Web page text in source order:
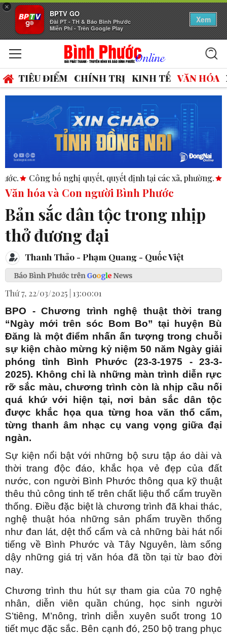
×
BPTV GO
Đài PT - TH & Báo Bình Phước
Miễn Phí - Trên Google Play
Xem
TIÊU ĐIỂM CHÍNH TRỊ KINH TẾ VĂN HÓA
quyết định tại các xã, phường. ASEAN thúc đẩy bình
Văn hóa và Con người Bình Phước
Bản sắc dân tộc trong nhịp
thở đương đại
Thanh Thảo - Phạm Quang - Quốc Việt
Thứ 7, 22/03/2025 | 13:00:01
BPO - Chương trình nghệ thuật thời trang
“Ngày mới trên sóc Bom Bo” tại huyện Bù
Đăng là một điểm nhấn ấn tượng trong chuỗi
sự kiện chào mừng kỷ niệm 50 năm Ngày giải
phóng tỉnh Bình Phước (23-3-1975 - 23-3-
2025). Không chỉ là những màn trình diễn rực
rỡ sắc màu, chương trình còn là nhịp cầu nối
quá khứ với hiện tại, nơi bản sắc dân tộc
được khắc họa qua từng hoa văn thổ cẩm,
từng thanh âm nhạc cụ vang vọng giữa đại
ngàn.
Sự kiện nổi bật với những bộ sưu tập áo dài và
thời trang độc đáo, khắc họa vẻ đẹp của đất
nước, con người Bình Phước thông qua kỹ thuật
thêu thủ công tinh tế trên chất liệu thổ cẩm truyền
thống. Điều đặc biệt là chương trình đã khai thác,
nghệ thuật hóa những sản phẩm truyền thống
như đan lát, dệt thổ cẩm và cả những bài hát nổi
tiếng về Bình Phước và Tây Nguyên, làm sống
dậy những giá trị văn hóa đã tồn tại từ bao đời
nay.
Chương trình thu hút sự tham gia của 70 nghệ
nhân, diễn viên quần chúng, học sinh người
S’tiêng, M’nông, trình diễn xuyên suốt trong 10
tiết mục đặc sắc. Bên cạnh đó, 250 bộ trang phục